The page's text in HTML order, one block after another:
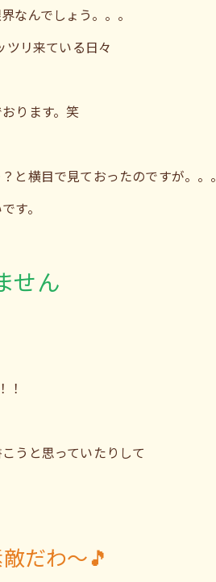
なんでしょう。。。
ツリ来ている日々
ります。笑
と横目で見ておったのですが。。。
す。
せん
！
うと思っていたりして
だわ〜🎵